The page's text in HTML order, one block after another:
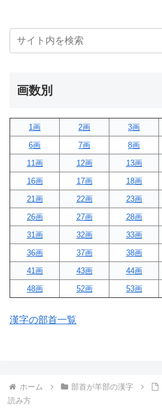
画数別
1画 2画 3画
6画
7画 8画
11画
12画 13画
16画
17画 18画
21画
22画 23画
26画
27画 28画
31画
32画 33画
36画
37画 38画
41画
43画 44画
48画
52画 53画
漢字の部首一覧
ホーム 部首が羊部の漢字
読み方